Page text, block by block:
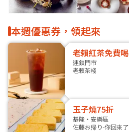
本週優惠券，領起來
老賴紅茶免費喝
連鎖門市
老賴茶棧
玉子燒75折
基隆・安樂區
佐藤お帰り-你回來了